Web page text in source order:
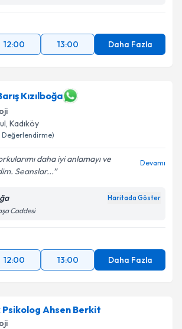
12:00 13:00 Daha Fazla
Kızılboğa
, Kadıköy
Değerlendirme)
daha iyi anlamayı ve
Seanslar...
Devamı
Haritada Göster
Caddesi
12:00 13:00 Daha Fazla
Psikolog Ahsen Berkit